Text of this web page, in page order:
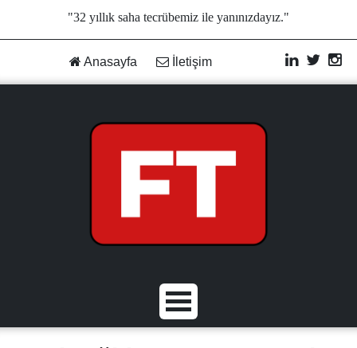
"32 yıllık saha tecrübemiz ile yanınızdayız."
Anasayfa İletişim